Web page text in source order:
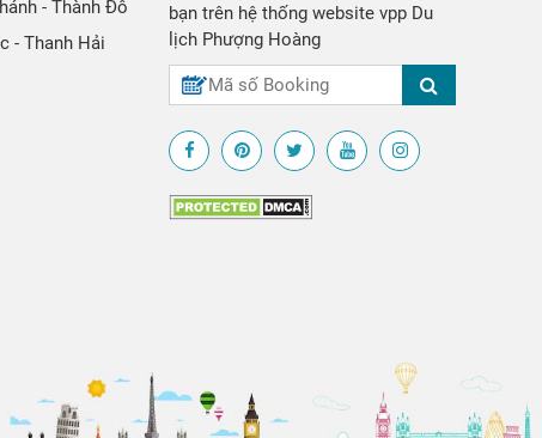
- Thành Đô
- Thanh Hải
bạn trên hệ thống website vpp Du
lịch Phượng Hoàng